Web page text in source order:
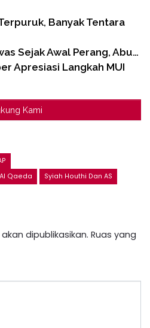
Banyak Tentara
Sejak Awal Perang, Abu…
Apresiasi Langkah MUI
Kami
Qaeda
Syiah Houthi Dan AS
dipublikasikan. Ruas yang